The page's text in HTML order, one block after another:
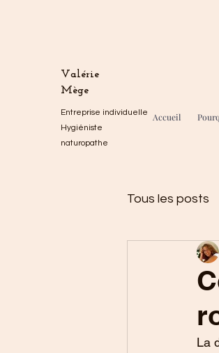
Valérie
Mège
Entreprise individuelle
Hygiéniste
naturopathe
Accueil
Tous les posts
La